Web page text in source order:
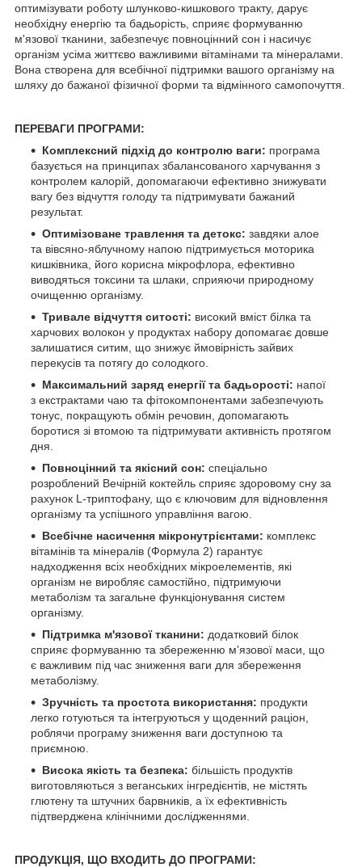
оптимізувати роботу шлунково-кишкового тракту, дарує
необхідну енергію та бадьорість, сприяє формуванню
м'язової тканини, забезпечує повноцінний сон і насичує
організм усіма життєво важливими вітамінами та мінералами.
Вона створена для всебічної підтримки вашого організму на
шляху до бажаної фізичної форми та відмінного самопочуття.
ПЕРЕВАГИ ПРОГРАМИ:
Комплексний підхід до контролю ваги: програма
базується на принципах збалансованого харчування з
контролем калорій, допомагаючи ефективно знижувати
вагу без відчуття голоду та підтримувати бажаний
результат.
Оптимізоване травлення та детокс: завдяки алое
та вівсяно-яблучному напою підтримується моторика
кишківника, його корисна мікрофлора, ефективно
виводяться токсини та шлаки, сприяючи природному
очищенню організму.
Тривале відчуття ситості: високий вміст білка та
харчових волокон у продуктах набору допомагає довше
залишатися ситим, що знижує ймовірність зайвих
перекусів та потягу до солодкого.
Максимальний заряд енергії та бадьорості: напої
з екстрактами чаю та фітокомпонентами забезпечують
тонус, покращують обмін речовин, допомагають
боротися зі втомою та підтримувати активність протягом
дня.
Повноцінний та якісний сон: спеціально
розроблений Вечірній коктейль сприяє здоровому сну за
рахунок L-триптофану, що є ключовим для відновлення
організму та успішного управління вагою.
Всебічне насичення мікронутрієнтами: комплекс
вітамінів та мінералів (Формула 2) гарантує
надходження всіх необхідних мікроелементів, які
організм не виробляє самостійно, підтримуючи
метаболізм та загальне функціонування систем
організму.
Підтримка м'язової тканини: додатковий білок
сприяє формуванню та збереженню м'язової маси, що
є важливим під час зниження ваги для збереження
метаболізму.
Зручність та простота використання: продукти
легко готуються та інтегруються у щоденний раціон,
роблячи програму зниження ваги доступною та
приємною.
Висока якість та безпека: більшість продуктів
виготовляються з веганських інгредієнтів, не містять
глютену та штучних барвників, а їх ефективність
підтверджена клінічними дослідженнями.
ПРОДУКЦІЯ, ЩО ВХОДИТЬ ДО ПРОГРАМИ: